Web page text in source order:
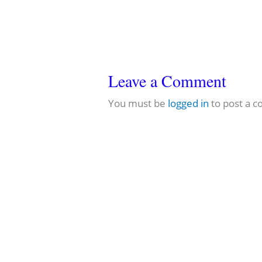
Leave a Comment
You must be logged in to post a